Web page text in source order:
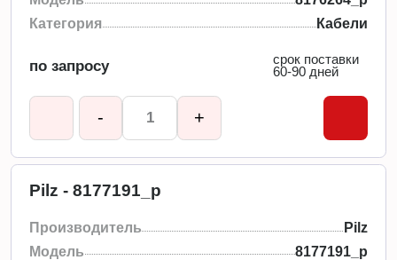
Категория
Кабели
по запросу
срок поставки
60-90 дней
- +
Pilz - 8177191_p
Производитель
Pilz
Модель
8177191_p